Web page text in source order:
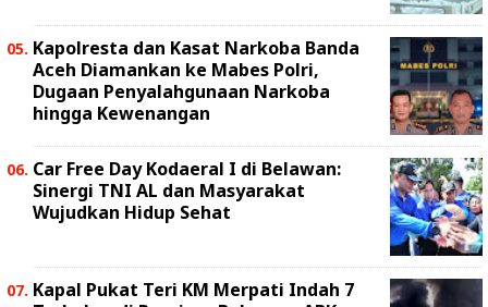
Kapolresta dan Kasat Narkoba Banda
Aceh Diamankan ke Mabes Polri,
Dugaan Penyalahgunaan Narkoba
hingga Kewenangan
Car Free Day Kodaeral I di Belawan:
Sinergi TNI AL dan Masyarakat
Wujudkan Hidup Sehat
Kapal Pukat Teri KM Merpati Indah 7